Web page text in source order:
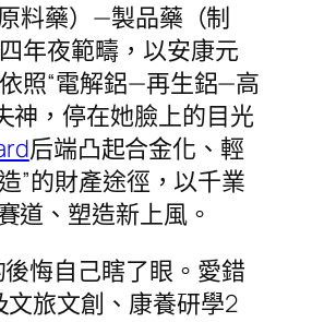
料藥）—製品藥（制
年夜範疇，以安康元
照“電解鋁—再生鋁—高
神，停在她臉上的目光
后端凸起合金化、輕
”的財產途徑，以千業
道、塑造新上風。
悔自己瞎了眼。愛錯
旅文創、康養研學2